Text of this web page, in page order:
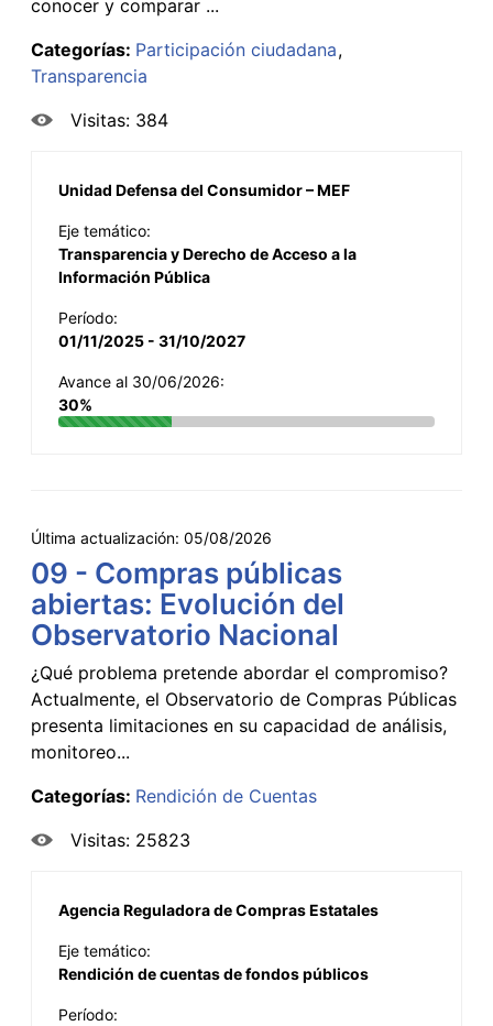
conocer y comparar ...
Categorías: Participación ciudadana
Transparencia
Visitas: 384
Unidad Defensa del Consumidor – MEF
Eje temático:
Transparencia y Derecho de Acceso a la
Información Pública
Período:
01/11/2025 - 31/10/2027
Avance al 30/06/2026:
30%
Última actualización: 05/08/2026
09 - Compras públicas
abiertas: Evolución del
Observatorio Nacional
¿Qué problema pretende abordar el compromiso?
Actualmente, el Observatorio de Compras Públicas
presenta limitaciones en su capacidad de análisis,
monitoreo...
Categorías: Rendición de Cuentas
Visitas: 25823
Agencia Reguladora de Compras Estatales
Eje temático:
Rendición de cuentas de fondos públicos
Período: